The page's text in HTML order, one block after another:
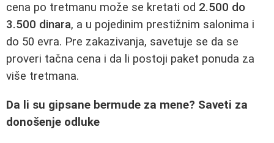
cena po tretmanu može se kretati od 2.500 do
3.500 dinara, a u pojedinim prestižnim salonima i
do 50 evra. Pre zakazivanja, savetuje se da se
proveri tačna cena i da li postoji paket ponuda za
više tretmana.
Da li su gipsane bermude za mene? Saveti za
donošenje odluke